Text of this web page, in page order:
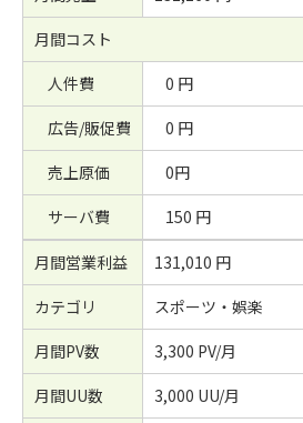
月間コスト
人件費
0 円
広告/販促費
0 円
売上原価
0円
サーバ費
150 円
月間営業利益
131,010 円
カテゴリ
スポーツ・娯楽
月間PV数
3,300 PV/月
月間UU数
3,000 UU/月